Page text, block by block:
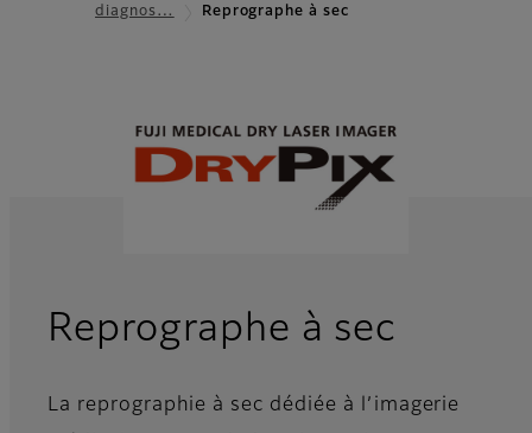
diagnos…
Reprographe à sec
Reprographe à sec
La reprographie à sec dédiée à l’imagerie